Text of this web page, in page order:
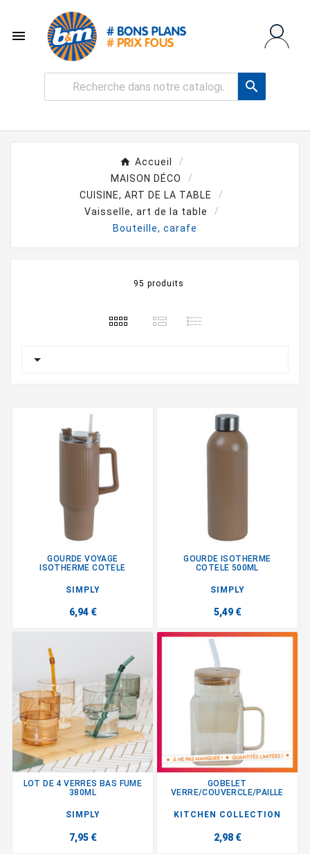


Accueil
MAISON DÉCO
CUISINE, ART DE LA TABLE
Vaisselle, art de la table
Bouteille, carafe
95 produits

GOURDE VOYAGE
ISOTHERME COTELE
SIMPLY
6,94 €
GOURDE ISOTHERME
COTELE 500ML
SIMPLY
5,49 €
LOT DE 4 VERRES BAS FUME
380ML
SIMPLY
7,95 €
GOBELET
VERRE/COUVERCLE/PAILLE
KITCHEN COLLECTION
2,98 €